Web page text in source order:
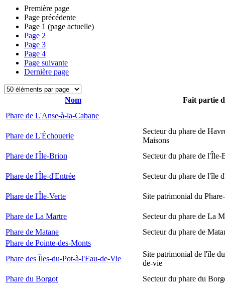
Première page
Page précédente
Page 1 (page actuelle)
Page 2
Page 3
Page 4
Page suivante
Dernière page
Nom
Fait partie
Phare de L'Anse-à-la-Cabane
Phare de L'Échouerie
Secteur du phare de
Maisons
Phare de l'Île-Brion
Secteur du phare de l'Île-
Phare de l'Île-d'Entrée Secteur du phare de l'île
Phare de l'Île-Verte Site patrimonial du
Phare de La Martre
Secteur du phare de La
Phare de Matane
Secteur du phare de
Phare de Pointe-des-Monts
Phare des Îles-du-Pot-à-l'Eau-de-Vie
Site patrimonial de l'île
de-vie
Phare du Borgot
Secteur du phare du